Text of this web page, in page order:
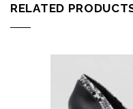
RELATED